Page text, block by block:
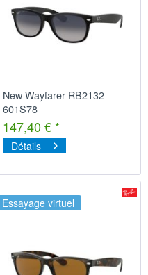
New Wayfarer RB2132
601S78
147,40 € *
Détails
Essayage virtuel